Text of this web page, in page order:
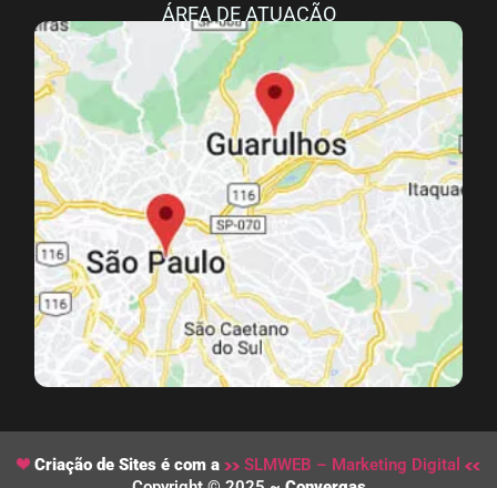
ÁREA DE ATUAÇÃO
Criação de Sites é com a
SLMWEB – Marketing Digital